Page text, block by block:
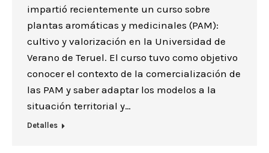
impartió recientemente un curso sobre
plantas aromáticas y medicinales (PAM):
cultivo y valorización en la Universidad de
Verano de Teruel. El curso tuvo como objetivo
conocer el contexto de la comercialización de
las PAM y saber adaptar los modelos a la
situación territorial y…
Detalles